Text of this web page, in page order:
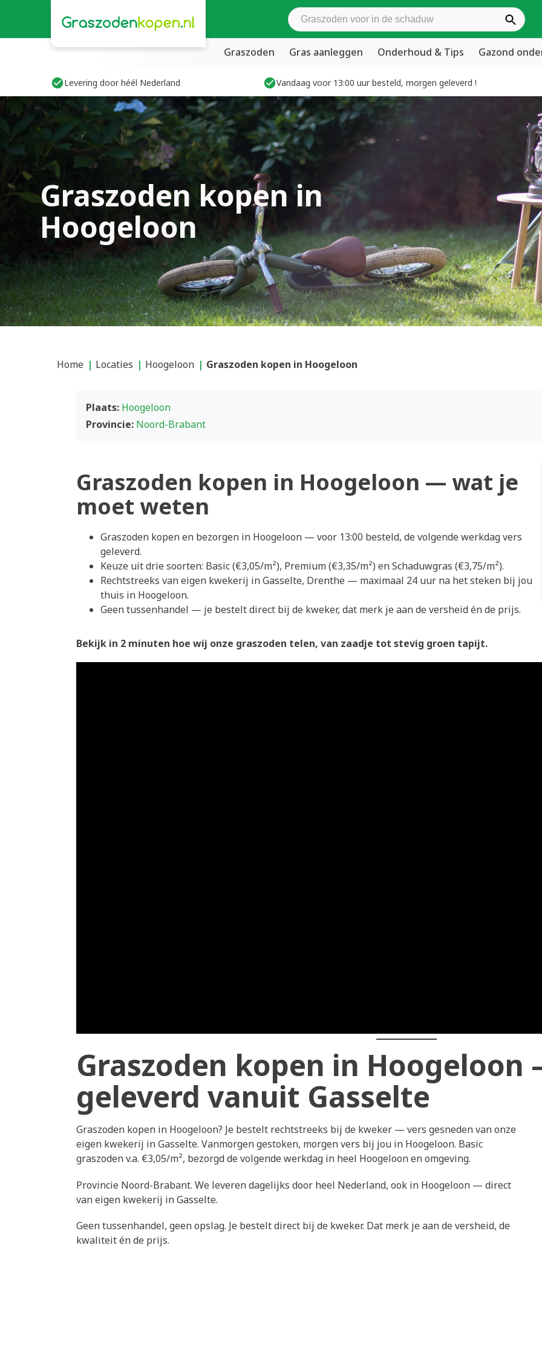
Zoek graszoden
Graszoden Gras aanleggen Onderhoud & Tips Gazond
Levering door héél Nederland Vandaag voor 13:00 uur besteld, morgen geleverd !
Graszoden kopen in
Hoogeloon
Home Locaties Hoogeloon Graszoden kopen in Hoogeloon
Plaats: Hoogeloon
Provincie: Noord-Brabant
Graszoden kopen in Hoogeloon — wat je
moet weten
Graszoden kopen en bezorgen in Hoogeloon — voor 13:00 besteld, de volgende werkdag vers
geleverd.
Keuze uit drie soorten: Basic (€3,05/m²), Premium (€3,35/m²) en Schaduwgras (€3,75/m²).
Rechtstreeks van eigen kwekerij in Gasselte, Drenthe — maximaal 24 uur na het steken bij jou
thuis in Hoogeloon.
Geen tussenhandel — je bestelt direct bij de kweker, dat merk je aan de versheid én de prijs.
Bekijk in 2 minuten hoe wij onze graszoden telen, van zaadje tot stevig groen tapijt.
Graszoden kopen in Hoogeloon
geleverd vanuit Gasselte
Graszoden kopen in Hoogeloon? Je bestelt rechtstreeks bij de kweker — vers gesneden van onze
eigen kwekerij in Gasselte. Vanmorgen gestoken, morgen vers bij jou in Hoogeloon. Basic
graszoden v.a. €3,05/m², bezorgd de volgende werkdag in heel Hoogeloon en omgeving.
Provincie Noord-Brabant. We leveren dagelijks door heel Nederland, ook in Hoogeloon — direct
van eigen kwekerij in Gasselte.
Geen tussenhandel, geen opslag. Je bestelt direct bij de kweker. Dat merk je aan de versheid, de
kwaliteit én de prijs.